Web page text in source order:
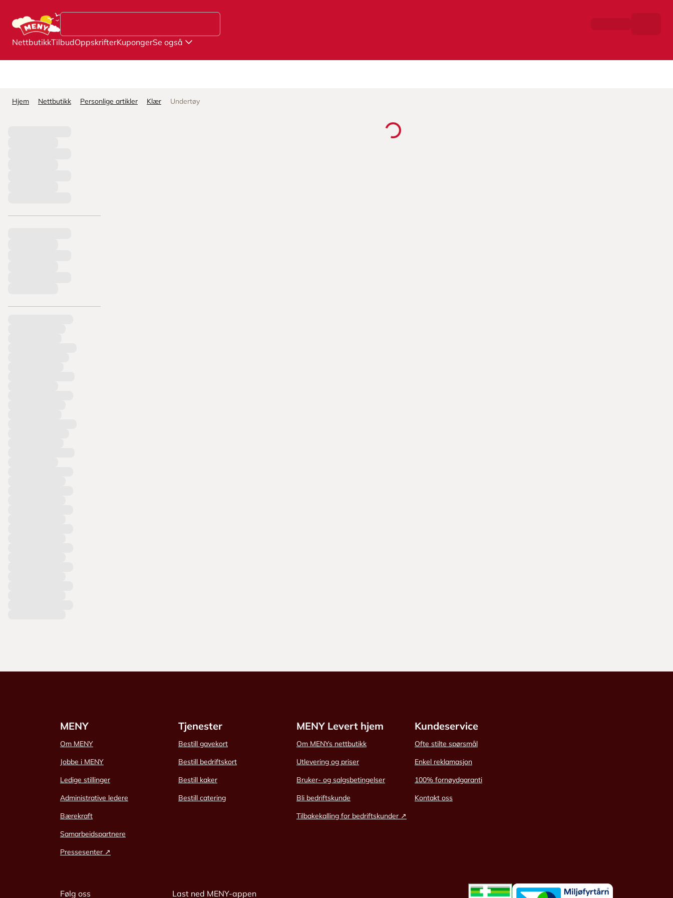
NettbutikkTilbudOppskrifterKupongerSe også
Hjem Nettbutikk Personlige artikler Klær Undertøy
MENY
Om MENY
Jobbe i MENY
Ledige stillinger
Administrative ledere
Bærekraft
Samarbeidspartnere
Pressesenter ↗
Tjenester
Bestill gavekort
Bestill bedriftskort
Bestill kaker
Bestill catering
MENY Levert hjem
Om MENYs nettbutikk
Utlevering og priser
Bruker- og salgsbetingelser
Bli bedriftskunde
Tilbakekalling for bedriftskunder ↗
Kundeservice
Ofte stilte spørsmål
Enkel reklamasjon
100% fornøydgaranti
Kontakt oss
Følg oss Last ned MENY-appen